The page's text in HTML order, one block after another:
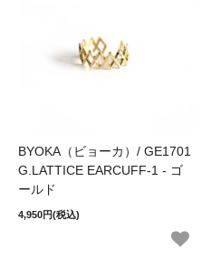
BYOKA（ビョーカ）/ GE1701
G.LATTICE EARCUFF-1 - ゴ
ールド
4,950円(税込)